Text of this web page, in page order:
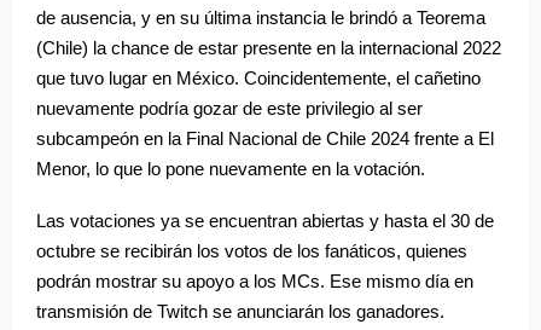
de ausencia, y en su última instancia le brindó a Teorema
(Chile) la chance de estar presente en la internacional 2022
que tuvo lugar en México. Coincidentemente, el cañetino
nuevamente podría gozar de este privilegio al ser
subcampeón en la Final Nacional de Chile 2024 frente a El
Menor, lo que lo pone nuevamente en la votación.
Las votaciones ya se encuentran abiertas y hasta el 30 de
octubre se recibirán los votos de los fanáticos, quienes
podrán mostrar su apoyo a los MCs. Ese mismo día en
transmisión de Twitch se anunciarán los ganadores.